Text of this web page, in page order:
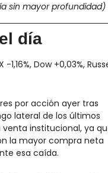
sin mayor profundidad)
día
Dow +0,03%,
por acción ayer tras
lateral de los últimos
institucional, ya
la mayor compra neta
esa caída.